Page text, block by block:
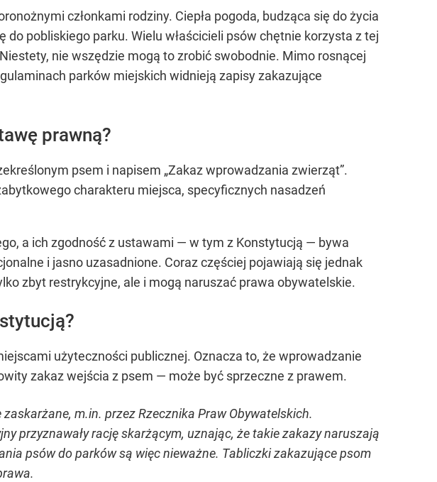
członkami rodziny. Ciepła pogoda, budząca się do życia
pobliskiego parku. Wielu właścicieli psów chętnie korzysta z tej
nie wszędzie mogą to zrobić swobodnie. Mimo rosnącej
parków miejskich widnieją zapisy zakazujące
prawną?
psem i napisem „Zakaz wprowadzania zwierząt”.
charakteru miejsca, specyficznych nasadzeń
a ich zgodność z ustawami — w tym z Konstytucją — bywa
i jasno uzasadnione. Coraz częściej pojawiają się jednak
zbyt restrykcyjne, ale i mogą naruszać prawa obywatelskie.
użyteczności publicznej. Oznacza to, że wprowadzanie
zakaz wejścia z psem — może być sprzeczne z prawem.
m.in. przez Rzecznika Praw Obywatelskich.
przyznawały rację skarżącym, uznając, że takie zakazy naruszają
psów do parków są więc nieważne. Tabliczki zakazujące psom